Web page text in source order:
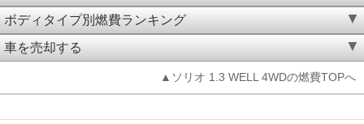
ボディタイプ別燃費ランキング
車を売却する
▲ソリオ 1.3 WELL 4WDの燃費TOPへ